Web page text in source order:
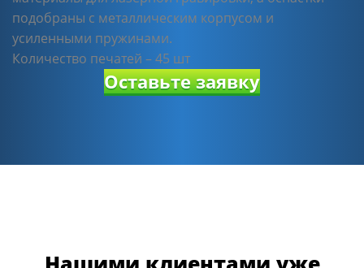
подобраны с металлическим корпусом и
усиленными пружинами.
Количество печатей – 45 шт
Оставьте заявку